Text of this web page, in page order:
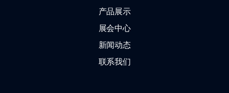
产品展示
展会中心
新闻动态
联系我们